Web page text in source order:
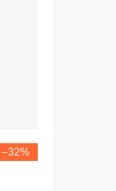
–32%